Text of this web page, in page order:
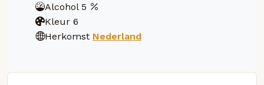
Alcohol 5
Kleur 6
Herkomst Nederland